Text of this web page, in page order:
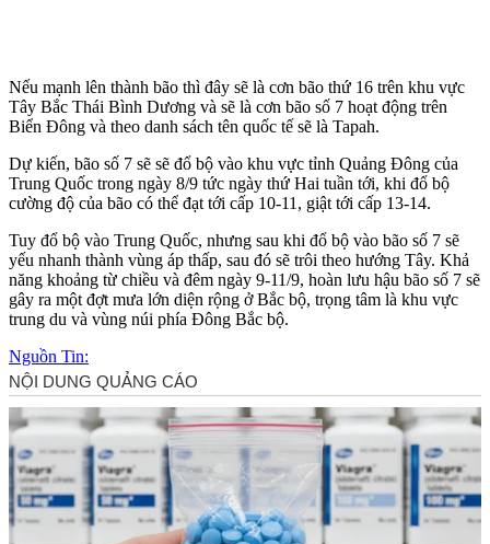
Nếu mạnh lên thành bão thì đây sẽ là cơn bão thứ 16 trên khu vực
Tây Bắc Thái Bình Dương và sẽ là cơn bão số 7 hoạt động trên
Biển Đông và theo danh sách tên quốc tế sẽ là Tapah.
Dự kiến, bão số 7 sẽ sẽ đổ bộ vào khu vực tỉnh Quảng Đông của
Trung Quốc trong ngày 8/9 tức ngày thứ Hai tuần tới, khi đổ bộ
cường độ của bão có thể đạt tới cấp 10-11, giật tới cấp 13-14.
Tuy đổ bộ vào Trung Quốc, nhưng sau khi đổ bộ vào bão số 7 sẽ
yếu nhanh thành vùng áp thấp, sau đó sẽ trôi theo hướng Tây. Khả
năng khoảng từ chiều và đêm ngày 9-11/9, hoàn lưu hậu bão số 7 sẽ
gây ra một đợt mưa lớn diện rộng ở Bắc bộ, trọng tâm là khu vực
trung du và vùng núi phía Đông Bắc bộ.
Nguồn Tin: